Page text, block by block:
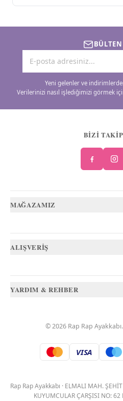
Yeni gelenler ve
Verilerinizi nasıl işlediğimizi görmek
BİZİ
MAĞAZAMIZ
ALIŞVERİŞ
YARDIM & REHBER
©2026 Rap Rap Ayakkabı
VISA
Rap Rap Ayakkabı · ELMALI MAH.
KUYUMCULAR ÇARŞISI NO: